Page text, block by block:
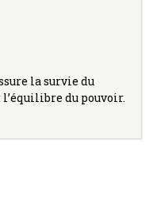
la survie du
du pouvoir.